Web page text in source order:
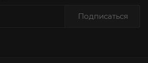
Подписаться